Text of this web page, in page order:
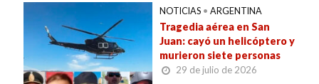
NOTICIAS • ARGENTINA
Tragedia aérea en San
Juan: cayó un helicóptero y
murieron siete personas
29 de julio de 2026